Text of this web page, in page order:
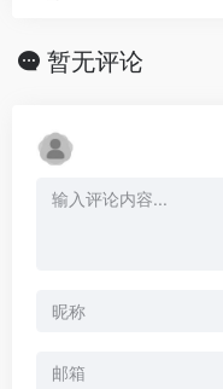
暂无评论